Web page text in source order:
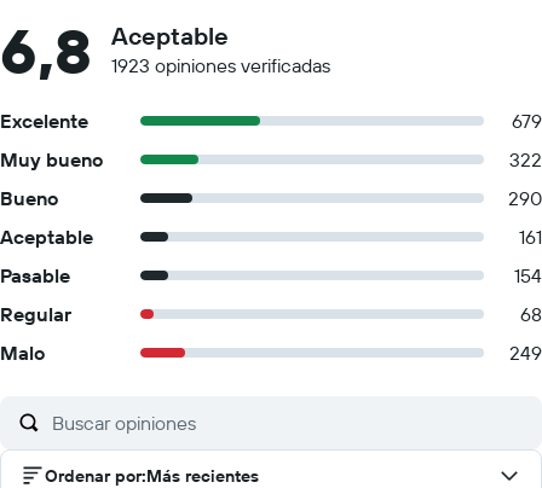
6,8 Aceptable
1923 opiniones verificadas
Excelente
679
Muy bueno
322
Bueno
290
Aceptable
161
Pasable
154
Regular
68
Malo
249
Ordenar por:Más recientes